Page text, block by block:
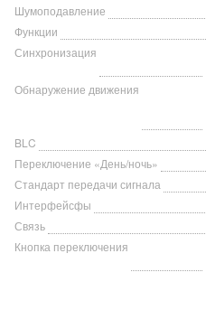
Шумоподавление
Функции
Синхронизация
Обнаружение движения
BLC
Переключение «День/ночь»
Стандарт передачи сигнала
Интерфейсфы
Связь
Кнопка переключения